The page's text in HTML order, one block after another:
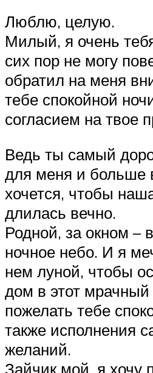
Люблю, целую.
Милый, я очень
сих пор не могу
обратил на меня
тебе спокойной
согласием на твое
Ведь ты самый
для меня и больше
хочется, чтобы
длилась вечно.
Родной, за окном –
ночное небо. И я
нем луной, чтобы
дом в этот мрачный
пожелать тебе
также исполнения
желаний.
Зайчик мой, я хочу